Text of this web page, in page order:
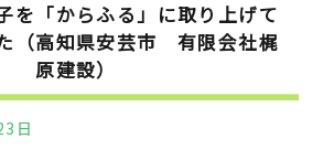
を「からふる」に取り上げて
（高知県安芸市 有限会社梶
原建設）
日